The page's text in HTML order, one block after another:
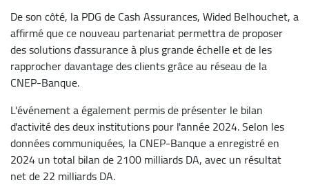
De son côté, la PDG de Cash Assurances, Wided Belhouchet, a
affirmé que ce nouveau partenariat permettra de proposer
des solutions d'assurance à plus grande échelle et de les
rapprocher davantage des clients grâce au réseau de la
CNEP-Banque.
L'événement a également permis de présenter le bilan
d'activité des deux institutions pour l'année 2024. Selon les
données communiquées, la CNEP-Banque a enregistré en
2024 un total bilan de 2100 milliards DA, avec un résultat
net de 22 milliards DA.